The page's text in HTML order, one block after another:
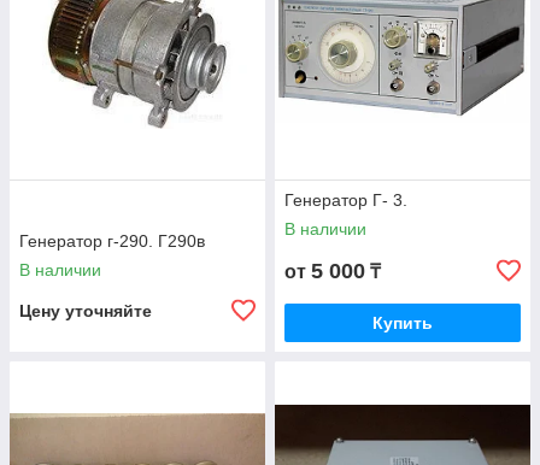
Генератор г-290. Г290в
В наличии
Цену уточняйте
Генератор Г- 3.
В наличии
от 5 000 ₸
Купить